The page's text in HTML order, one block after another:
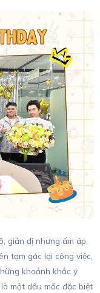
giản dị nhưng ấm áp,
tạm gác lại công việc,
khoảnh khắc ý
một dấu mốc đặc biệt